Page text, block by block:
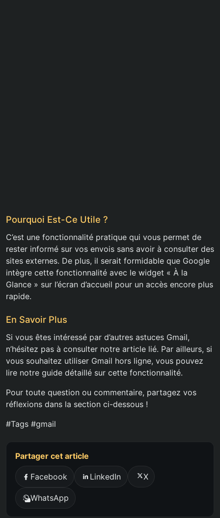
Pourquoi Est-Ce Utile ?
C’est une fonctionnalité pratique qui vous permet de
rester informé sur vos envois sans avoir à consulter des
sites externes. De plus, il serait formidable que Google
intègre cette fonctionnalité avec le widget « À la
Glance » sur l’écran d’accueil pour un accès encore plus
rapide.
En Savoir Plus
Si vous êtes intéressé par d’autres astuces Gmail,
n’hésitez pas à consulter notre article lié. Par ailleurs, si
vous souhaitez utiliser Gmail hors ligne, vous pouvez
lire notre guide détaillé sur cette fonctionnalité.
Pour toute question ou commentaire, partagez vos
réflexions dans la section ci-dessous !
#Tags #gmail
Partager cet article
Facebook LinkedIn X
WhatsApp